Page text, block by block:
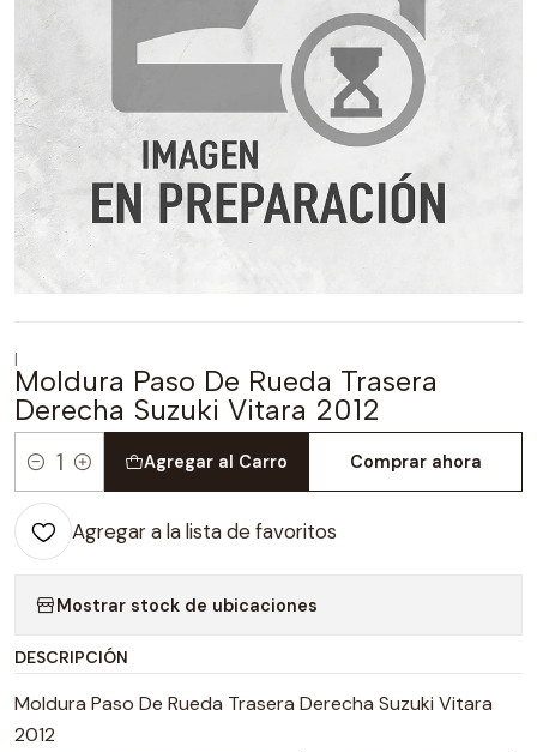
|
Moldura Paso De Rueda Trasera
Derecha Suzuki Vitara 2012
Cantidad
Agregar al Carro Comprar ahora
Agregar a la lista de favoritos
Mostrar stock de ubicaciones
DESCRIPCIÓN
Moldura Paso De Rueda Trasera Derecha Suzuki Vitara
2012